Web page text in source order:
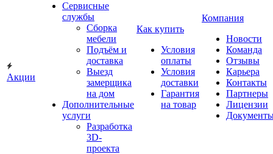
Акции
Сервисные
службы
Сборка
мебели
Подъём и
доставка
Выезд
замерщика
на дом
Дополнительные
услуги
Разработка
3D-
проекта
Как купить
Условия
оплаты
Условия
доставки
Гарантия
на товар
Компания
Новости
Команда
Отзывы
Карьера
Контакты
Партнеры
Лицензии